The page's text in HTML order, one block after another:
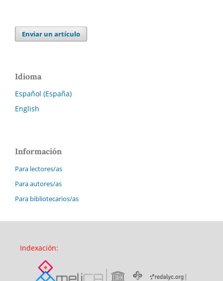
Enviar un artículo
Idioma
Español (España)
English
Información
Para lectores/as
Para autores/as
Para bibliotecarios/as
Indexación: